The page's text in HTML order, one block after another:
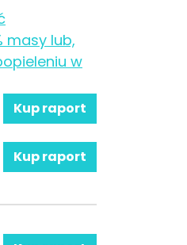
masy lub,
w
Kup raport
Kup raport